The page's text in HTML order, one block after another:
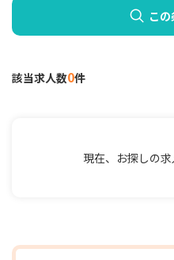
こ
該当求人数0件
現在、お探しの求